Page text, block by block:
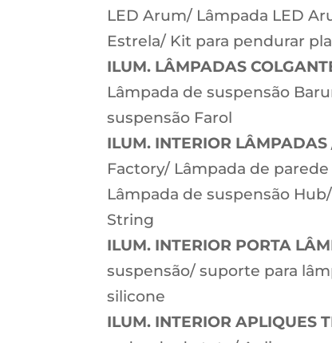
LED Arum/ Lâmpada LED
Estrela/ Kit para pendurar
ILUM. LÂMPADAS
Lâmpada de suspensão
suspensão Farol
ILUM. INTERIOR
Factory/ Lâmpada de
Lâmpada de suspensão
String
ILUM. INTERIOR PORTA
suspensão/ suporte para
silicone
ILUM. INTERIOR APLIQUES